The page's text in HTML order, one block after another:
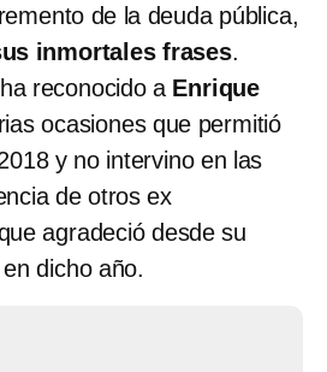
de la deuda pública,
inmortales frases.
ha reconocido a Enrique
ocasiones que permitió
y no intervino en las
de otros ex
agradeció desde su
dicho año.